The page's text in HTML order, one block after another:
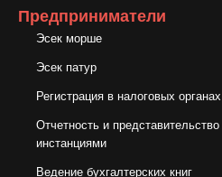
Предприниматели
Эсек морше
Эсек патур
Регистрация в налоговых органах
Отчетность и
инстанциями
Ведение бухгалтерских книг